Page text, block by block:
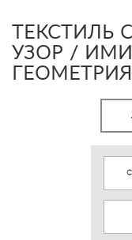
ТЕКСТИЛЬ
УЗОР /
ГЕОМЕТРИЯ